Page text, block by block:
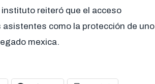
reiteró que el acceso
como la protección de uno
mexica.